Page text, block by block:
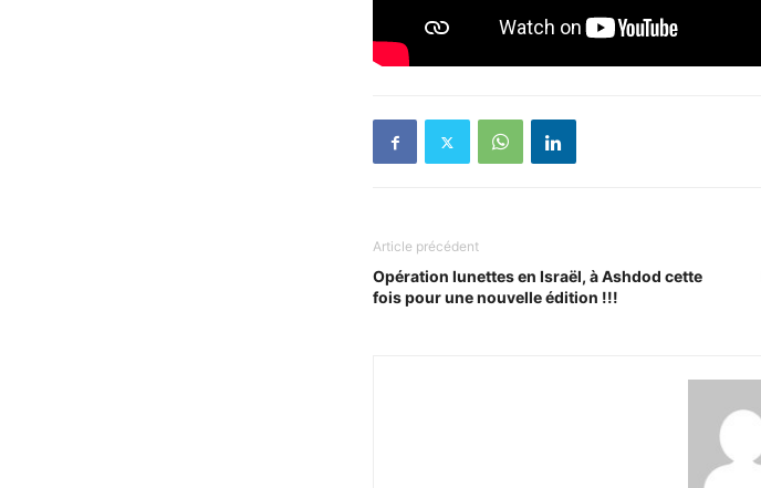
Article précédent
Opération lunettes en Israël, à Ashdod cette
fois pour une nouvelle édition !!!